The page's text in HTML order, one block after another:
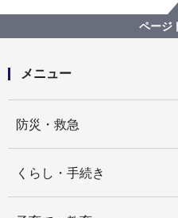
住宅に関する計画・審
附属機関・懇談会
環境配慮型住宅及び持
ページ
メニュー
防災・救急
くらし・手続き